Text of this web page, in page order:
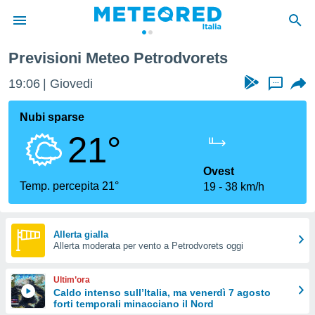
di
per
le
di
Web
le
Previsioni Meteo Petrodvorets
19:06 Giovedi ...
Nubi sparse
21°
Temp. percepita 21°
Ovest
19
38 km/h
Allerta gialla
Allerta moderata per vento a Petrodvorets oggi
Ultim’ora
Caldo intenso sull’Italia, ma venerdì 7 agosto
forti temporali minacciano il Nord